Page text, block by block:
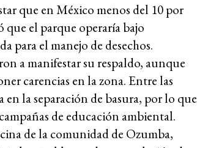
que en México menos del 10 por
que el parque operaría bajo
para el manejo de desechos.
a manifestar su respaldo, aunque
carencias en la zona. Entre las
la separación de basura, por lo que
de educación ambiental.
de la comunidad de Ozumba,